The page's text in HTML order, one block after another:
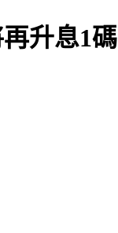
升息1碼